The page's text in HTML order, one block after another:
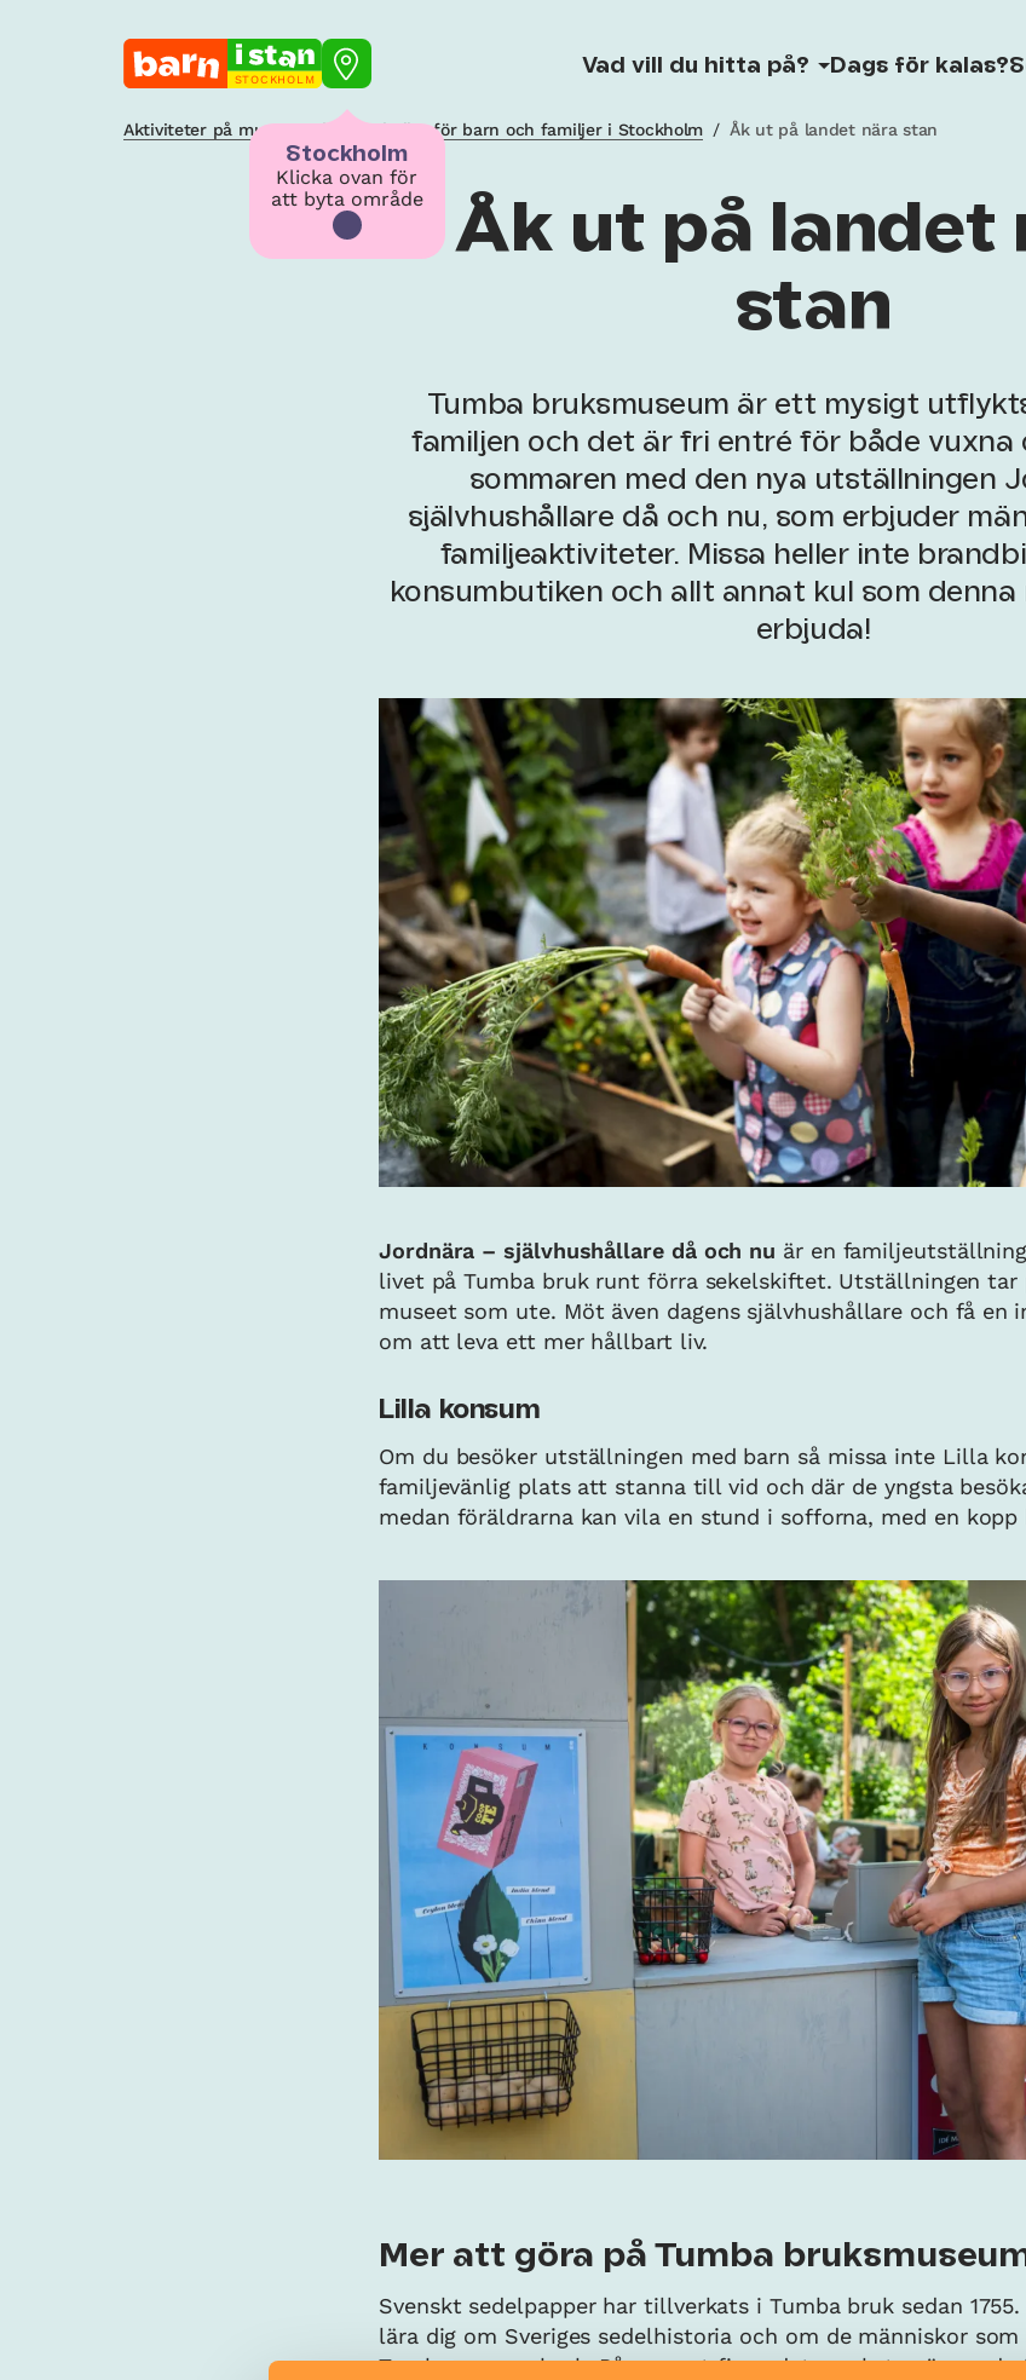
STOCKHOLM
Stockholm
Klicka ovan för
att byta område
Vad vill du hitta på? Dags för kalas?
Aktiviteter på museer och konsthallar för barn och familjer i Stockholm / Åk ut på landet nära stan
Åk ut på landet
stan
Tumba bruksmuseum är ett mysigt
familjen och det är fri entré för både vuxna
sommaren med den nya utställningen
självhushållare då och nu, som erbjuder
familjeaktiviteter. Missa heller inte
konsumbutiken och allt annat kul som denna
erbjuda!
Jordnära – självhushållare då och nu är en
livet på Tumba bruk runt förra sekelskiftet. Utställningen tar
museet som ute. Möt även dagens självhushållare och få en
om att leva ett mer hållbart liv.
Lilla konsum
Om du besöker utställningen med barn så missa inte Lilla
familjevänlig plats att stanna till vid och där de yngsta
medan föräldrarna kan vila en stund i sofforna, med en kopp
Mer att göra på Tumba
Svenskt sedelpapper har tillverkats i Tumba bruk sedan
lära dig om Sveriges sedelhistoria och om de människor
Tumba pappersbruk. På museet finns det mycket